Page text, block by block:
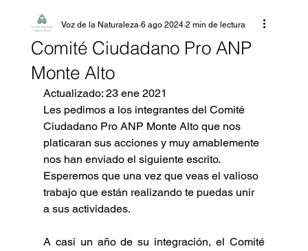
Comité Ciudadano Pro ANP
Monte Alto
Voz de la Naturaleza 6 ago 2024 2 min de lectura
Actualizado: 23 ene 2021
Les pedimos a los integrantes del Comité
Ciudadano Pro ANP Monte Alto que nos
platicaran sus acciones y muy amablemente
nos han enviado el siguiente escrito.
Esperemos que una vez que veas el valioso
trabajo que están realizando te puedas unir
a sus actividades.
A casi un año de su integración, el Comité